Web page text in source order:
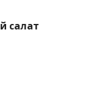
салат